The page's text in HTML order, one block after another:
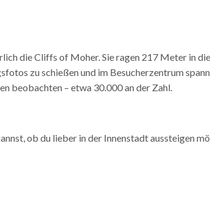
die ​Cliffs of Moher​. Sie ragen 217 Meter in
zu schießen und im Besucherzentrum
beobachten – etwa 30.000 an der Zahl.
ob du lieber in der Innenstadt aussteigen